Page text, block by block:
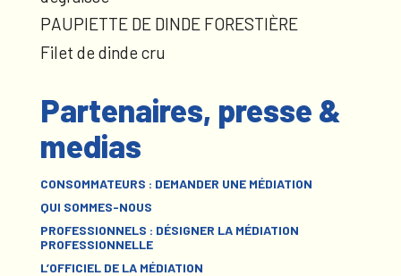
PAUPIETTE DE DINDE FORESTIÈRE
Filet de dinde cru
Partenaires, presse &
medias
CONSOMMATEURS : DEMANDER UNE MÉDIATION
QUI SOMMES-NOUS
PROFESSIONNELS : DÉSIGNER LA MÉDIATION
PROFESSIONNELLE
L’OFFICIEL DE LA MÉDIATION